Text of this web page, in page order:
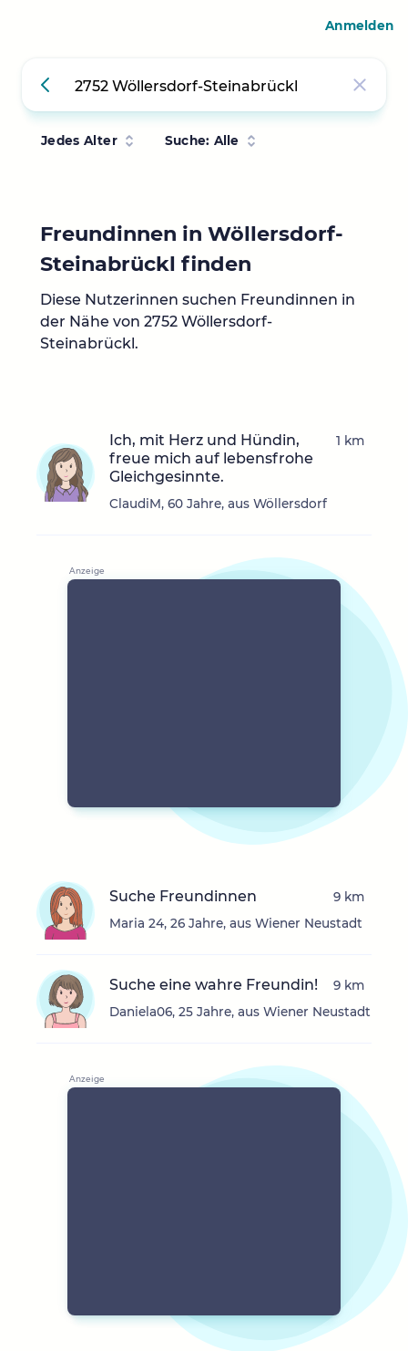
Jedes Alter Suche: Alle
Freundinnen in Wöllersdorf-
Steinabrückl finden
Diese Nutzerinnen suchen Freundinnen in
der Nähe von 2752 Wöllersdorf-
Steinabrückl.
Ich, mit Herz und Hündin,
freue mich auf lebensfrohe
Gleichgesinnte.
ClaudiM, 60 Jahre, aus Wöllersdorf
1 km
Suche Freundinnen
Maria 24, 26 Jahre, aus Wiener Neustadt
9 km
Suche eine wahre Freundin!
Daniela06, 25 Jahre, aus Wiener Neustadt
9 km
Anmelden